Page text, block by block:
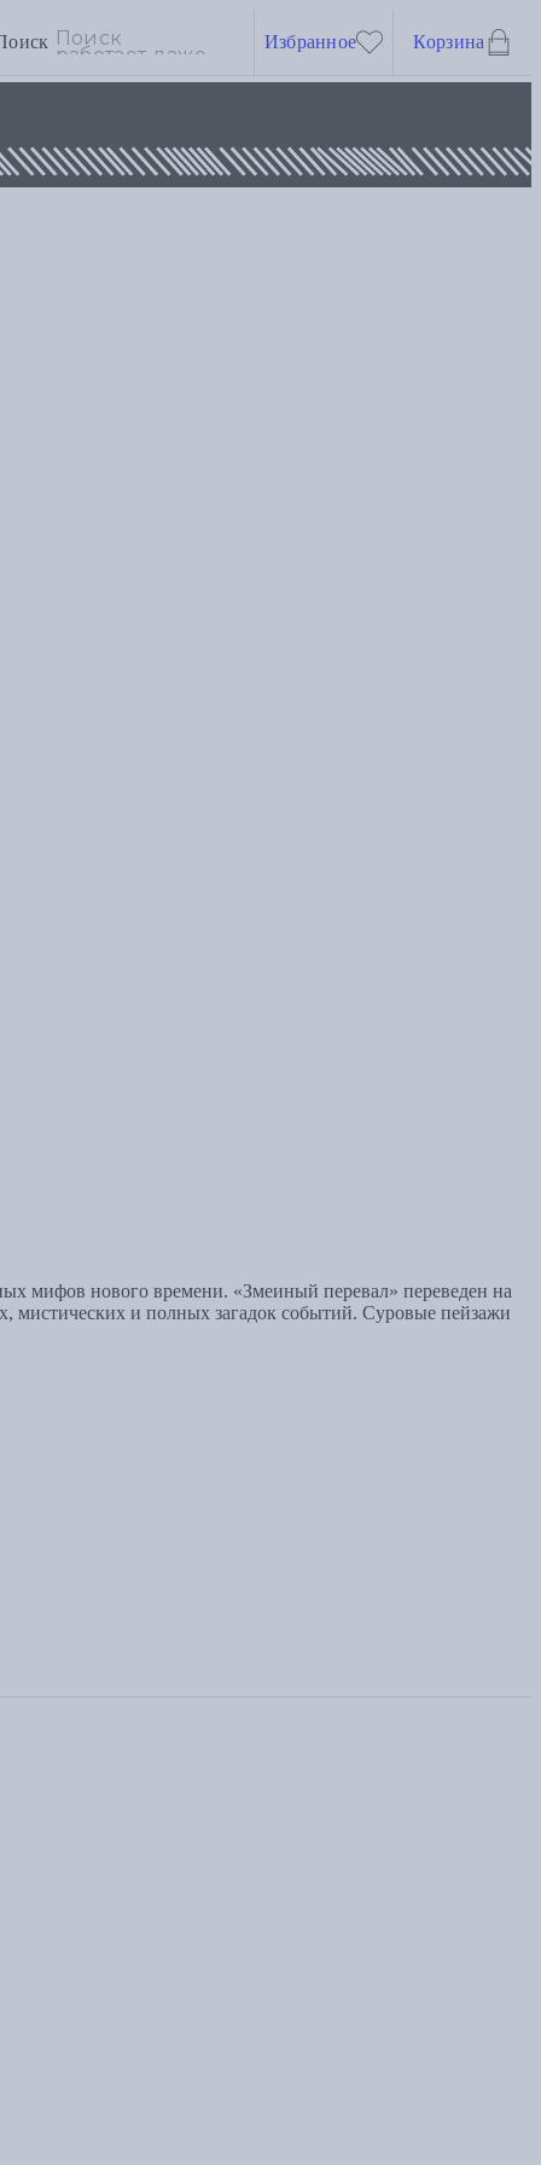
Избранное Корзина
мифов нового времени. «Змеиный перевал» переведен на
мистических и полных загадок событий. Суровые пейзажи